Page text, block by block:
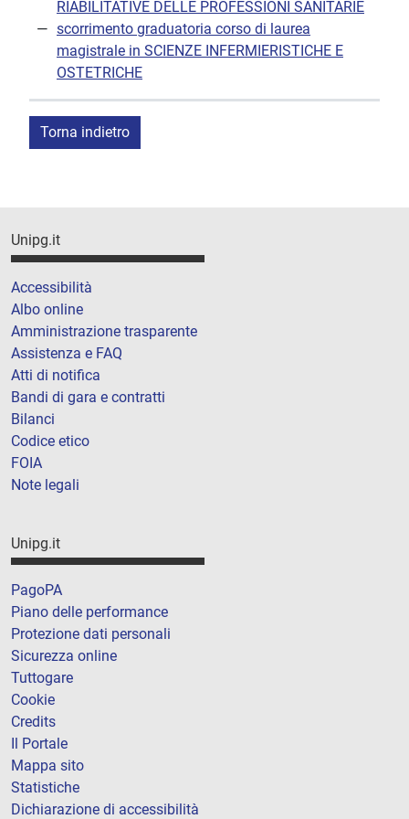
RIABILITATIVE DELLE PROFESSIONI SANITARIE
scorrimento graduatoria corso di laurea
magistrale in SCIENZE INFERMIERISTICHE E
OSTETRICHE
Torna indietro
Unipg.it
Accessibilità
Albo online
Amministrazione trasparente
Assistenza e FAQ
Atti di notifica
Bandi di gara e contratti
Bilanci
Codice etico
FOIA
Note legali
Unipg.it
PagoPA
Piano delle performance
Protezione dati personali
Sicurezza online
Tuttogare
Cookie
Credits
Il Portale
Mappa sito
Statistiche
Dichiarazione di accessibilità